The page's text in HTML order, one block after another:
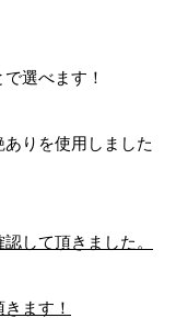
で選べます！
りを使用しました
して頂きました。
ます！